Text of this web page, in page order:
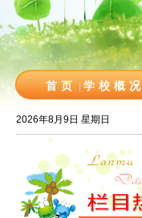
首页 学校概况
2026年8月9日 星期日